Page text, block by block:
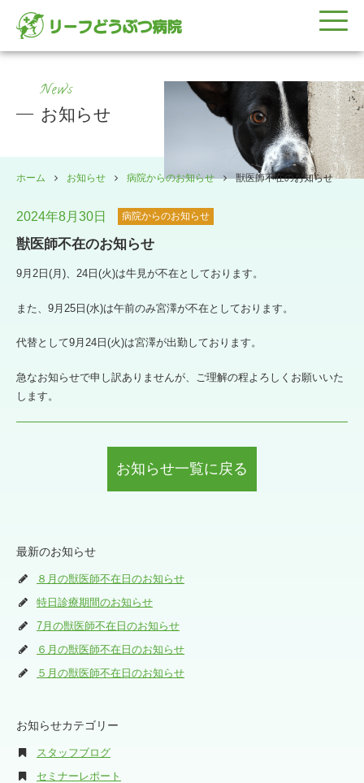
News
お知らせ
ホーム お知らせ 病院からのお知らせ 獣医師不在のお知らせ
2024年8月30日 病院からのお知らせ
獣医師不在のお知らせ
9月2日(月)、24日(火)は牛見が不在としております。
また、9月25日(水)は午前のみ宮澤が不在としております。
代替として9月24日(火)は宮澤が出勤しております。
急なお知らせで申し訳ありませんが、ご理解の程よろしくお願いいた
します。
お知らせ一覧に戻る
最新のお知らせ
８月の獣医師不在日のお知らせ
特日診療期間のお知らせ
7月の獣医師不在日のお知らせ
６月の獣医師不在日のお知らせ
５月の獣医師不在日のお知らせ
お知らせカテゴリー
スタッフブログ
セミナーレポート